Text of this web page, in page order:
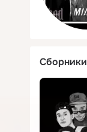
Сборники